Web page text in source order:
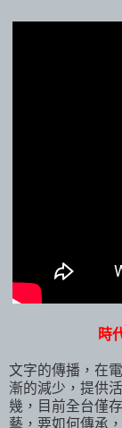
時
文字的傳播，在
漸的減少，提供
幾，目前全台僅
藝，要如何傳承